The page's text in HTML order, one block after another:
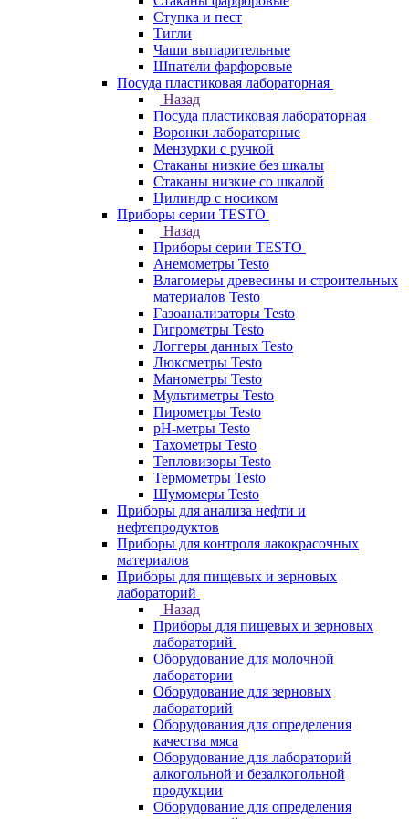
Ступка и пест
Тигли
Чаши выпарительные
Шпатели фарфоровые
Посуда пластиковая лабораторная
Назад
Посуда пластиковая лабораторная
Воронки лабораторные
Мензурки с ручкой
Стаканы низкие без шкалы
Стаканы низкие со шкалой
Цилиндр с носиком
Приборы серии TESTO
Назад
Приборы серии TESTO
Анемометры Testo
Влагомеры древесины и строительных
материалов Testo
Газоанализаторы Testo
Гигрометры Testo
Логгеры данных Testo
Люксметры Testo
Манометры Testo
Мультиметры Testo
Пирометры Testo
pH-метры Testo
Тахометры Testo
Тепловизоры Testo
Термометры Testo
Шумомеры Testo
Приборы для анализа нефти и
нефтепродуктов
Приборы для контроля лакокрасочных
материалов
Приборы для пищевых и зерновых
лабораторий
Назад
Приборы для пищевых и зерновых
лабораторий
Оборудование для молочной
лаборатории
Оборудование для зерновых
лабораторий
Оборудования для определения
качества мяса
Оборудование для лабораторий
алкогольной и безалкогольной
продукции
Оборудование для определения